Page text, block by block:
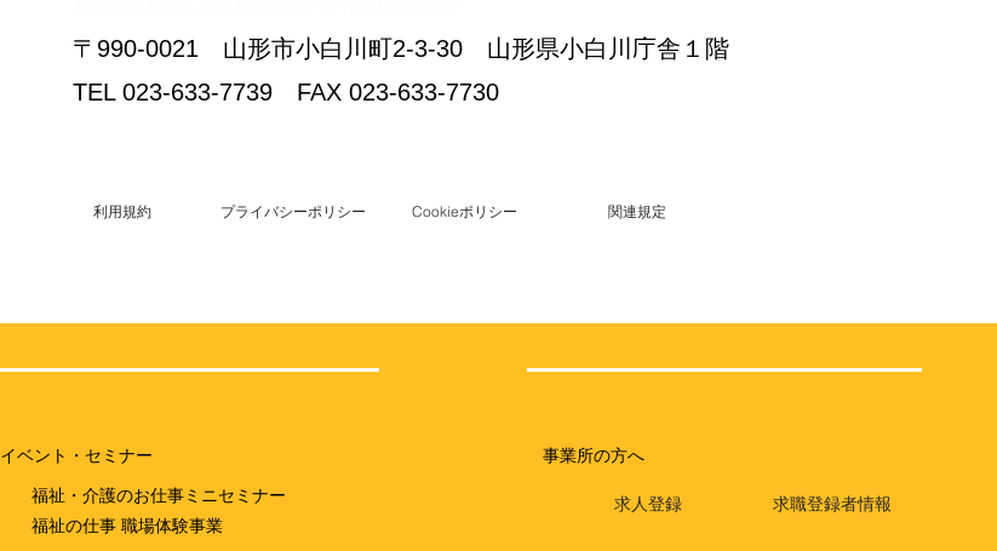
〒990-0021 山形市小白川町2-3-30 山形県小白川庁舎１階
TEL 023-633-7739 FAX 023-633-7730
利用規約 プライバシーポリシー Cookieポリシー 関連規定
イベント・セミナー
福祉・介護のお仕事ミニセミナー
福祉の仕事 職場体験事業
事業所の方へ
求人登録 求職登録者情報